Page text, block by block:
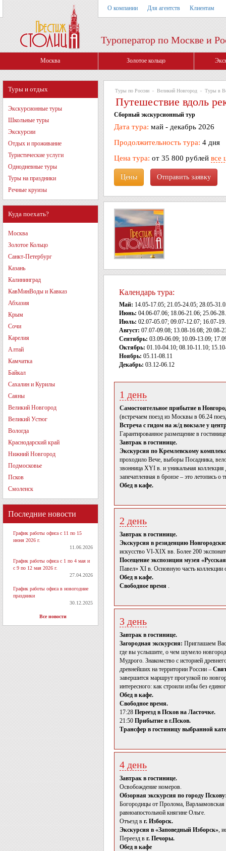
О компании Для агентств Клиентам
Туроператор по Москве и
Москва Золотое кольцо
Туры и отдых
Экскурсионные туры
Школьные туры
Экскурсии
Отдых и проживание
Туристические услуги
Однодневные туры
Туры на праздники
Речные круизы
Куда поехать?
Москва
Золотое Кольцо
Санкт-Петербург
Казань
Калининград
КавМинВоды и Кавказ
Абхазия
Крым
Сочи
Карелия
Алтай
Камчатка
Байкал
Сахалин и Курилы
Саяны
Великий Новгород
Великий Устюг
Вологда
Краснодарский край
Нижний Новгород
Подмосковье
Псков
Смоленск
Последние новости
График работы офиса с 11 по 15
июня 2026 г.
11.06.2026
График работы офиса с 1 по 4 мая и
с 9 по 12 мая 2026 г.
27.04.2026
График работы офиса в новогодние
праздники
30.12.2025
Все новости
Туры по России » Великий Новгород » Туры в
Путешествие вдоль
Сборный экскурсионный тур
Дата тура: май - декабрь 2026
Продолжительность тура: 4 дня
Цена тура: от 35 800 рублей все
Цены
Календарь тура:
Май: 14.05-17.05; 21.05-24.05; 28.05-
Июнь: 04.06-07.06; 18.06-21.06; 25.06-
Июль: 02.07-05.07; 09.07-12.07; 16.07-
Август: 07.07-09.08; 13.08-16.08; 20.08-
Сентябрь: 03.09-06.09; 10.09-13.09;
Октябрь: 01.10-04.10; 08.10-11.10;
Ноябрь: 05.11-08.11
Декабрь: 03.12-06.12
1 день
Самостоятельное прибытие в
(встречаем поезд из Москвы в 06.24
Встреча с гидом на ж/д вокзале у
Гарантированное размещение в
Завтрак в гостинице.
Экскурсия по Кремлевскому
проходило Вече, выборы Посадника,
звонница XYI в. и уникальная
запечатленная в бронзе – это летопись о
Обед в кафе.
2 день
Завтрак в гостинице.
Экскурсия в резиденцию
искусство VI-XIX вв. Более 200
Посещение экспозиции музея
Павел» XI в. Основную часть коллекции
Обед в кафе.
Свободное время .
3 день
Завтрак в гостинице.
Загородная экскурсия: Приглашаем
где вы услышите, о чем шумело
Мудрого. Знакомство с историей
древнейших на территории России –
завершится маршрут прогулкой по
интересного: как строили избы без
Обед в кафе.
Свободное время.
17:28 Переезд в Псков на Ласточке.
21:50 Прибытие в г.Псков.
Трансфер в гостиницу выбранной
4 день
Завтрак в гостинице.
Освобождение номеров.
Обзорная экскурсия по городу
Богородицы от Пролома, Варлаамовская
равноапостольной княгине Ольге.
Отъезд в г. Изборск.
Экскурсия в «Заповедный Изборск»,
Переезд в г. Печоры.
Обед в кафе